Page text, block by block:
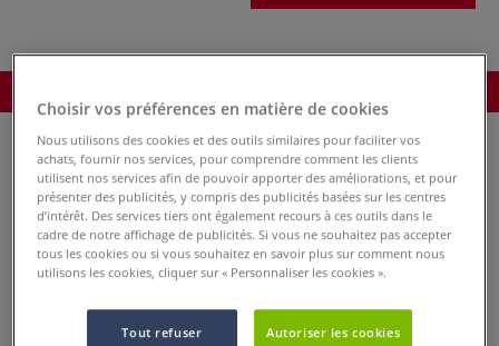
Réf. 73546
Choisir vos préférences en matière de cookies
Nous utilisons des cookies et des outils similaires pour faciliter vos
achats, fournir nos services, pour comprendre comment les clients
utilisent nos services afin de pouvoir apporter des améliorations, et pour
présenter des publicités, y compris des publicités basées sur les centres
d’intérêt. Des services tiers ont également recours à ces outils dans le
cadre de notre affichage de publicités. Si vous ne souhaitez pas accepter
tous les cookies ou si vous souhaitez en savoir plus sur comment nous
utilisons les cookies, cliquer sur « Personnaliser les cookies ».
Tout refuser Autoriser les cookies